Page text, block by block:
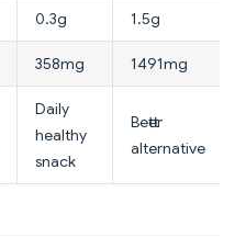
0.3g 1.5g
358mg 1491mg
Daily
healthy
snack
Better
alternative